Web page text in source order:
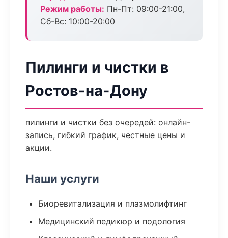
Режим работы: Пн-Пт: 09:00-21:00,
Сб-Вс: 10:00-20:00
Пилинги и чистки в
Ростов-на-Дону
пилинги и чистки без очередей: онлайн-
запись, гибкий график, честные цены и
акции.
Наши услуги
Биоревитализация и плазмолифтинг
Медицинский педикюр и подология